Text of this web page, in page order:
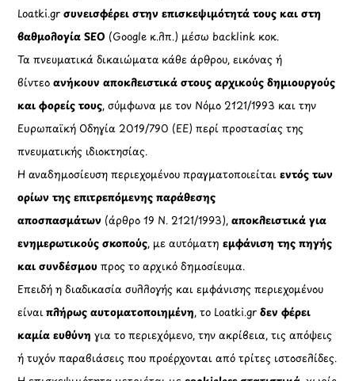
Loatki.gr συνεισφέρει στην επισκεψιμότητά τους και στη
βαθμολογία SEO (Google κ.λπ.) μέσω backlink κοκ.
Τα πνευματικά δικαιώματα κάθε άρθρου, εικόνας ή
βίντεοανήκουν αποκλειστικά στους αρχικούς δημιουργούς
και φορείς τους, σύμφωνα με τον Νόμο 2121/1993 και την
Ευρωπαϊκή Οδηγία 2019/790 (ΕΕ) περί προστασίας της
πνευματικής ιδιοκτησίας.
Η αναδημοσίευση περιεχομένου πραγματοποιείταιεντός των
ορίων της επιτρεπόμενης παράθεσης
αποσπασμάτων (άρθρο 19 Ν. 2121/1993), αποκλειστικά για
ενημερωτικούς σκοπούς, με αυτόματηεμφάνιση της πηγής
και συνδέσμου προς το αρχικό δημοσίευμα.
Επειδή η διαδικασία συλλογής και εμφάνισης περιεχομένου
είναιπλήρως αυτοματοποιημένη, το Loatki.grδεν φέρει
καμία ευθύνη για το περιεχόμενο, την ακρίβεια, τις απόψεις
ή τυχόν παραβιάσεις που προέρχονται από τρίτες ιστοσελίδες.